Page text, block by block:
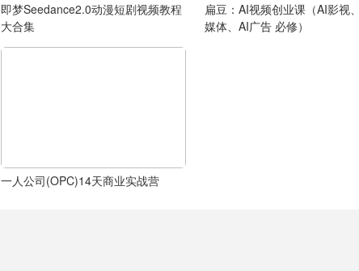
即梦Seedance2.0动漫短剧视频教程
大合集
扁豆：AI视频创业课（AI影视
媒体、AI广告 必修）
一人公司(OPC)14天商业实战营